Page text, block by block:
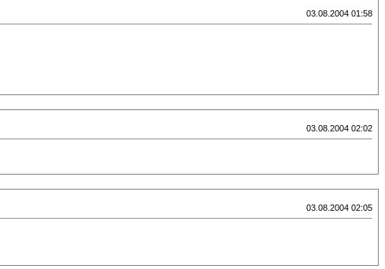
03.08.2004 01:58
03.08.2004 02:02
03.08.2004 02:05